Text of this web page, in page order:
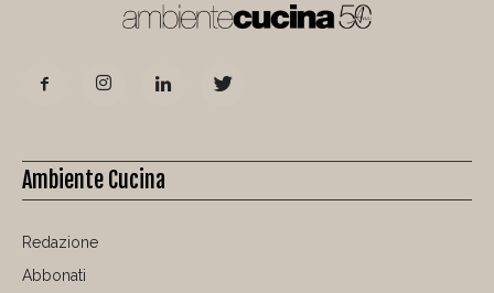
Ambiente Cucina
Redazione
Abbonati